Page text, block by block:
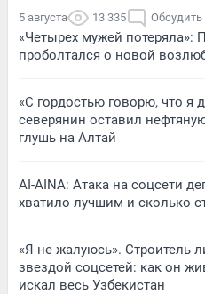
5 августа 13 335 Обсудить
«Четырех мужей потеряла»:
проболтался о новой
«С гордостью говорю, что я
северянин оставил
глушь на Алтай
AI-AINA: Атака на соцсети
хватило лучшим и сколько
«Я не жалуюсь». Строитель
звездой соцсетей: как он
искал весь Узбекистан